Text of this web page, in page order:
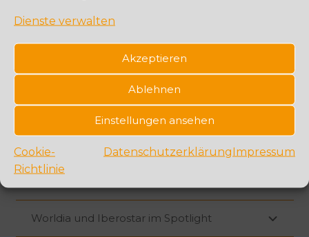
Dienste verwalten
Akzeptieren
Ablehnen
Einstellungen ansehen
Cookie-
Richtlinie
DatenschutzerklärungImpressum
Spica Travel / Falk Travel, MESO Reisen und
SunTrips und Coral Travel im Spotlight
Berge & Meer und NCL im Spotlight
bedsonline und RateHawk im Spotlight
Worldia und Iberostar im Spotlight